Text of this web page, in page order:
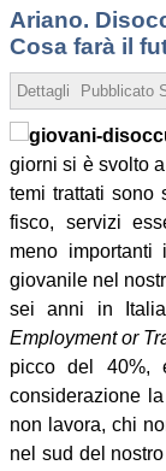
Ariano.
Cosa farà il
Dettagli Pubblicato
giorni si è svolto
temi trattati sono
fisco, servizi
meno
giovanile nel
sei anni in
Employment or
picco del 40%,
considerazione
non lavora, chi
nel sud del